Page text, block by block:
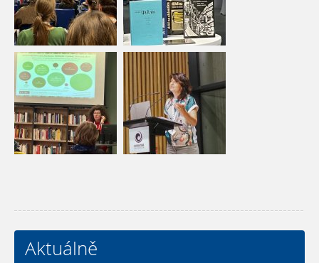
Aktuálně